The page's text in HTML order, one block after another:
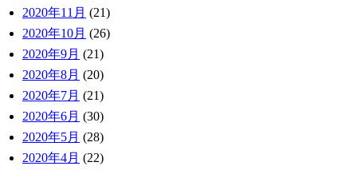
2020年11月 (21)
2020年10月 (26)
2020年9月 (21)
2020年8月 (20)
2020年7月 (21)
2020年6月 (30)
2020年5月 (28)
2020年4月 (22)